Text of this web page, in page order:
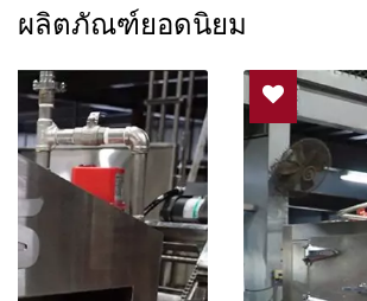
ผลิตภัณฑ์ยอดนิยม